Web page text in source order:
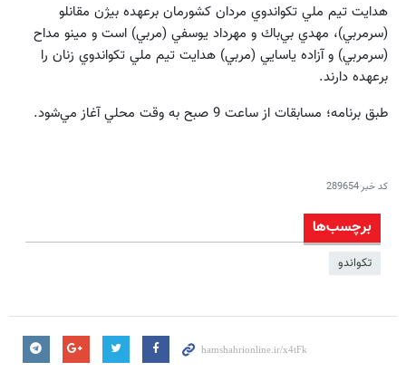
هدايت تيم ملي تكواندوي مردان كشورمان برعهده بيژن مقانلو
(سرمربي)، مهدي بي‌باك و مهرداد يوسفي (مربي) است و مينو مداح
(سرمربي) و آزاده ياسايي (مربي) هدايت تيم ملي تكواندوي زنان را
برعهده دارند.
طبق برنامه؛ مسابقات از ساعت 9 صبح به وقت محلي آغاز مي‌شود.
کد خبر289654
برچسب‌ها
تکواندو